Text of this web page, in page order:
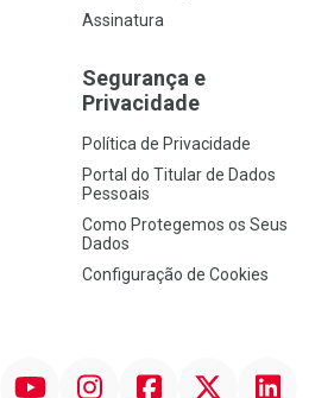
Assinatura
Segurança e
Privacidade
Política de Privacidade
Portal do Titular de Dados
Pessoais
Como Protegemos os Seus
Dados
Configuração de Cookies
InstagramFacebook Linkedin